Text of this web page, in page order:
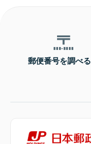
郵便番号を調べる